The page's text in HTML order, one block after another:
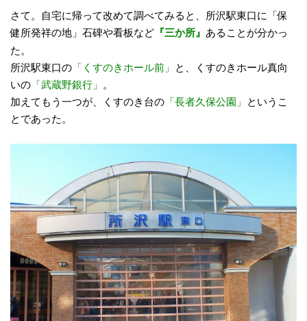
さて。自宅に帰って改めて調べてみると、所沢駅東口に「保
健所発祥の地」石碑や看板など『三か所』 あることが分かっ
た。
所沢駅東口の「くすのきホール前」 と、くすのきホール真向
いの「武蔵野銀行」 。
加えてもう一つが、くすのき台の「長者久保公園」 というこ
とであった。